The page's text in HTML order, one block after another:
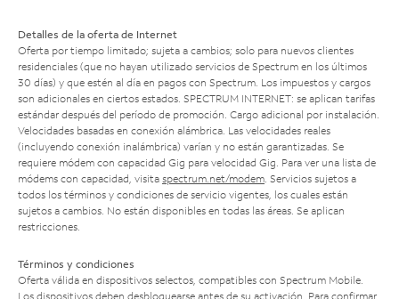
Detalles de la oferta de Internet
Oferta por tiempo limitado; sujeta a cambios; solo para nuevos clientes
residenciales (que no hayan utilizado servicios de Spectrum en los últimos
30 días) y que estén al día en pagos con Spectrum. Los impuestos y cargos
son adicionales en ciertos estados. SPECTRUM INTERNET: se aplican tarifas
estándar después del período de promoción. Cargo adicional por instalación.
Velocidades basadas en conexión alámbrica. Las velocidades reales
(incluyendo conexión inalámbrica) varían y no están garantizadas. Se
requiere módem con capacidad Gig para velocidad Gig. Para ver una lista de
módems con capacidad, visita spectrum.net/modem . Servicios sujetos a
todos los términos y condiciones de servicio vigentes, los cuales están
sujetos a cambios. No están disponibles en todas las áreas. Se aplican
restricciones.
Términos y condiciones
Oferta válida en dispositivos selectos, compatibles con Spectrum Mobile.
Los dispositivos deben desbloquearse antes de su activación. Para confirmar